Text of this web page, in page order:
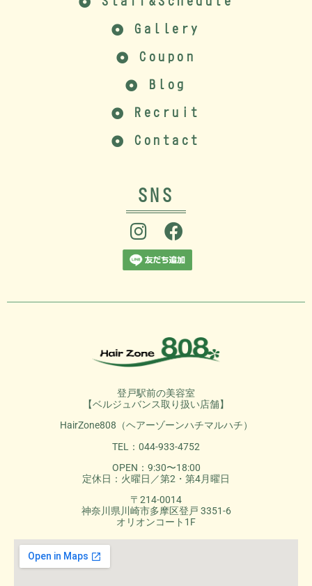
Gallery
Coupon
Blog
Recruit
Contact
SNS
登戸駅前の美容室
【ベルジュバンス取り扱い店舗】
HairZone808（ヘアーゾーンハチマルハチ）
TEL：044-933-4752
OPEN：9:30〜18:00
定休日：火曜日／第2・第4月曜日
〒214-0014
神奈川県川崎市多摩区登戸 3351-6
オリオンコート1F